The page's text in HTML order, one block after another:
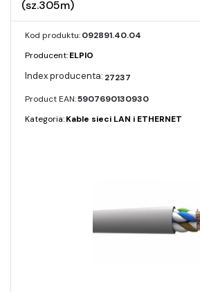
(sz.305m)
Kod produktu:092891.40.04
Producent:ELPIO
27237
Product EAN:5907690130930
Kategoria:Kable sieci LAN i ETHERNET